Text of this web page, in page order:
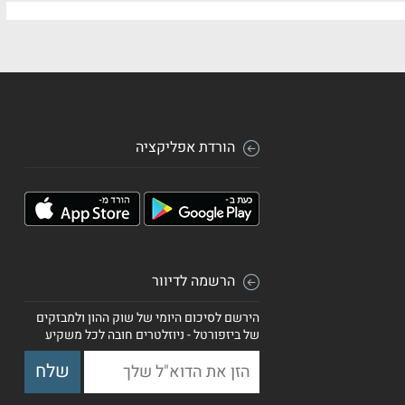
הורדת אפליקציה
הרשמה לדיוור
הירשם לסיכום היומי של שוק ההון ולמבזקים
של ביזפורטל - ניוזלטרים חובה לכל משקיע